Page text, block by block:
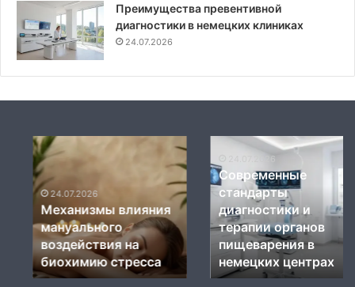
Преимущества превентивной
диагностики в немецких клиниках
24.07.2026
Механизмы
влияния
мануального
воздействия
биохимию
стресса
24.07.2026
Механизмы влияния
мануального
воздействия на
биохимию стресса
Современные
диагностики
терапии
органов
пищеварения
немецких
Современные
стандарты
диагностики и
терапии органов
пищеварения в
немецких центрах